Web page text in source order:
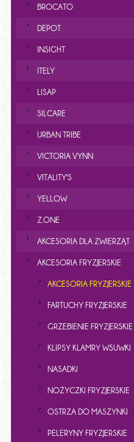
BROCATO
DEPOT
INSIGHT
ITELY
LISAP
SILCARE
URBAN TRIBE
VICTORIA VYNN
VITALITY'S
YELLOW
Z.ONE
AKCESORIA DLA ZWIERZĄT
AKCESORIA FRYZJERSKIE
AKCESORIA FRYZJERSKIE
FARTUCHY FRYZJERSKIE
GRZEBIENIE FRYZJERSKIE
KLIPSY KLAMRY WSUWKI
NASADKI
NOŻYCZKI FRYZJERSKIE
OSTRZA DO MASZYNKI
PELERYNY FRYZJERSKIE